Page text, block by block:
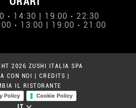
› 14:30 | 19:00 › 22:30
› 13:00 | 19:00 › 21:00
2026 ZUSHI ITALIA SPA
CON NOI
CREDITS
IL RISTORANTE
Policy
Cookie Policy